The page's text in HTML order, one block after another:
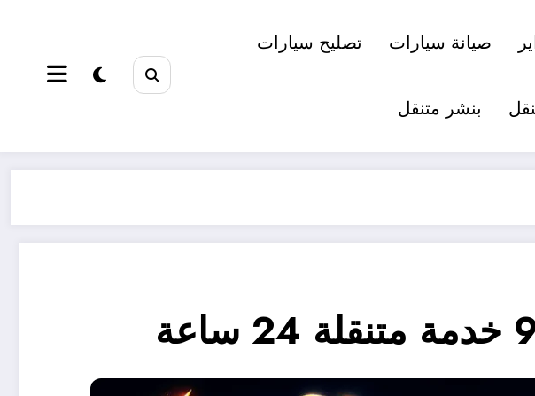
صيانة سيارات تصليح سيارات
بنشر متنقل